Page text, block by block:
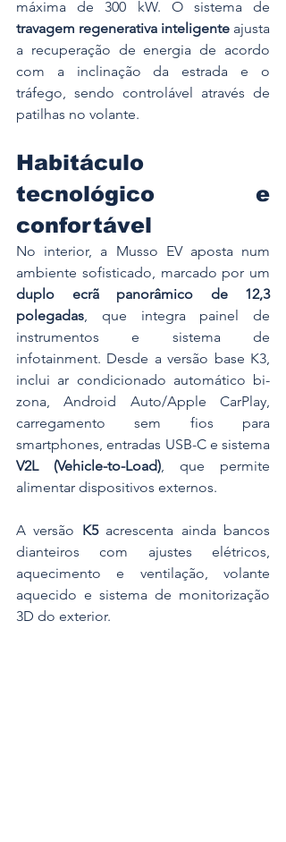
travagem regenerativa inteligente ajusta
a recuperação de energia de acordo
com a inclinação da estrada e o
tráfego, sendo controlável através de
patilhas no volante.
Habitáculo
tecnológico e
confortável
No interior, a Musso EV aposta num
duplo ecrã panorâmico de 12,3
polegadas, que integra painel de
instrumentos e sistema de
infotainment. Desde a versão base K3,
inclui ar condicionado automático bi-
zona, Android Auto/Apple CarPlay,
carregamento sem fios para
V2L (Vehicle-to-Load), que permite
alimentar dispositivos externos.
A versão K5 acrescenta ainda bancos
dianteiros com ajustes elétricos,
aquecimento e ventilação, volante
aquecido e sistema de monitorização
3D do exterior.